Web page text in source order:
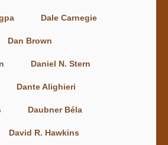
Dale Carnegie
Dan Brown
Daniel N. Stern
Dante Alighieri
Daubner Béla
David R. Hawkins